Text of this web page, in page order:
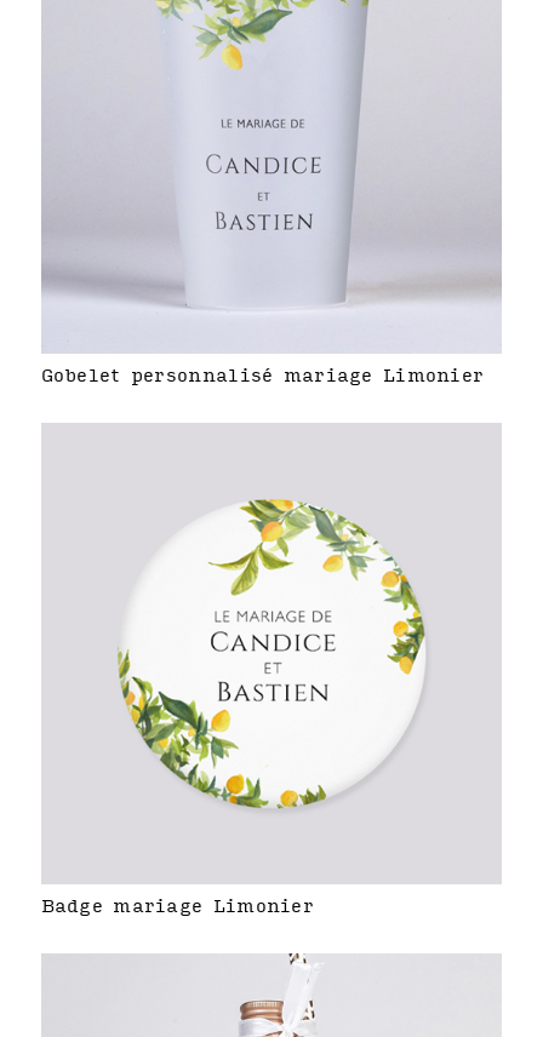
Gobelet personnalisé mariage Limonier
Badge mariage Limonier